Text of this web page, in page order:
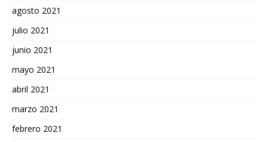
agosto 2021
julio 2021
junio 2021
mayo 2021
abril 2021
marzo 2021
febrero 2021